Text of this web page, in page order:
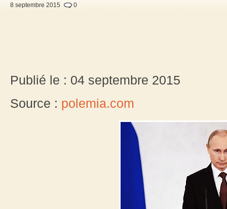
8 septembre 2015 0
Publié le : 04 septembre 2015
Source : polemia.com